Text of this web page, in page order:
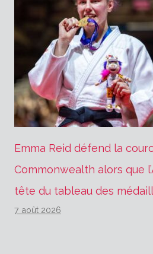
Emma Reid défend la
Commonwealth alors que
tête du tableau des
7 août 2026